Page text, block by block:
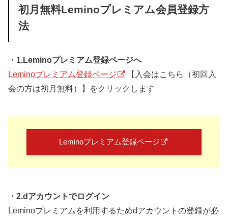
初月無料Leminoプレミアム会員登録方
法
・1.Leminoプレミアム登録ページへ
Leminoプレミアム登録ページ
【入会はこちら（初回入
会の方は初月無料）】をクリックします
Leminoプレミアム登録ページ
・2.dアカウントでログイン
Leminoプレミアムを利用するためdアカウントの登録が必